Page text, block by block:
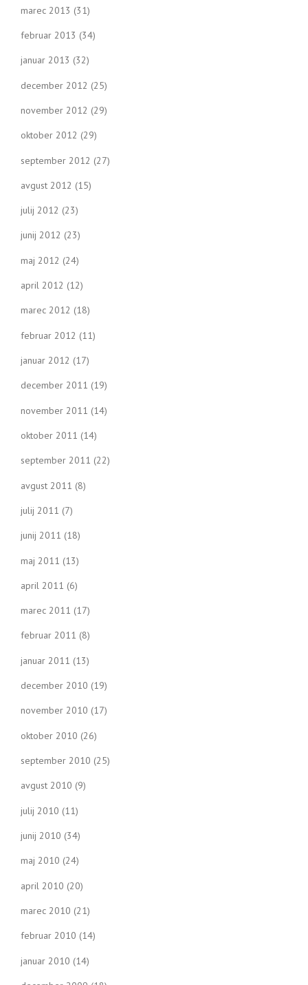
marec 2013 (31)
februar 2013 (34)
januar 2013 (32)
december 2012 (25)
november 2012 (29)
oktober 2012 (29)
september 2012 (27)
avgust 2012 (15)
julij 2012 (23)
junij 2012 (23)
maj 2012 (24)
april 2012 (12)
marec 2012 (18)
februar 2012 (11)
januar 2012 (17)
december 2011 (19)
november 2011 (14)
oktober 2011 (14)
september 2011 (22)
avgust 2011 (8)
julij 2011 (7)
junij 2011 (18)
maj 2011 (13)
april 2011 (6)
marec 2011 (17)
februar 2011 (8)
januar 2011 (13)
december 2010 (19)
november 2010 (17)
oktober 2010 (26)
september 2010 (25)
avgust 2010 (9)
julij 2010 (11)
junij 2010 (34)
maj 2010 (24)
april 2010 (20)
marec 2010 (21)
februar 2010 (14)
januar 2010 (14)